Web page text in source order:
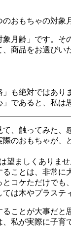
おもちゃの対象
月齢」です。
商品をお選びい
も絶対ではあ
であると、私は
、触ってみた
のおもちゃが
ましくありま
ことは、非常
コケただけで
は木やプラステ
ことが大事だ
私が実際に子